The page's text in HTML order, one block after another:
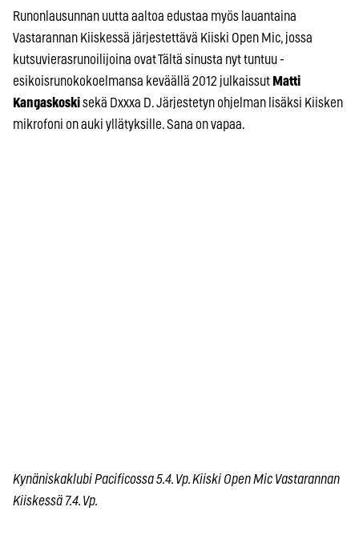
Runonlausunnan uutta aaltoa edustaa myös lauantaina
Vastarannan Kiiskessä järjestettävä Kiiski Open Mic, jossa
kutsuvierasrunoilijoina ovat Tältä sinusta nyt tuntuu -
esikoisrunokokoelmansa keväällä 2012 julkaissut Matti
Kangaskoskisekä Dxxxa D. Järjestetyn ohjelman lisäksi Kiisken
mikrofoni on auki yllätyksille. Sana on vapaa.
Kynäniskaklubi Pacificossa 5.4. Vp. Kiiski Open Mic Vastarannan
Kiiskessä 7.4. Vp.